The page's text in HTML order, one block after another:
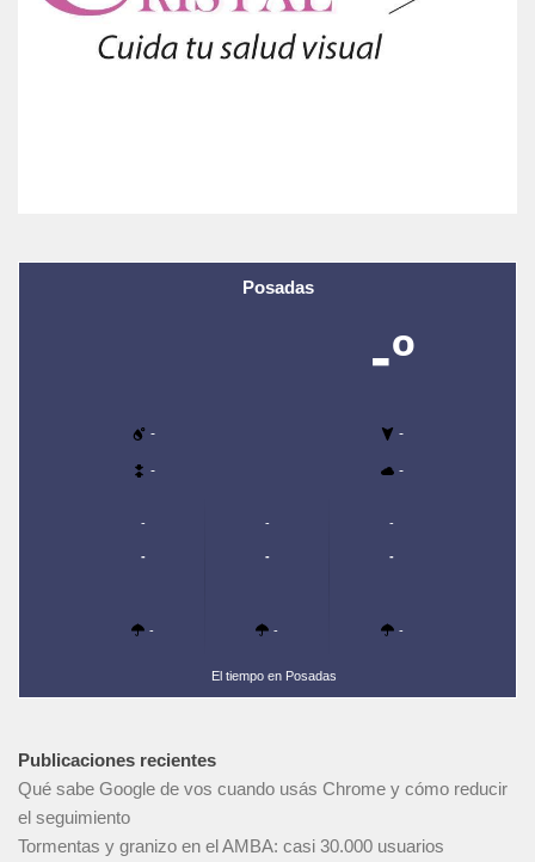
Posadas
-º
- -
- -
-
-
-
-
-
-
-
-
-
El tiempo en Posadas
Publicaciones recientes
Qué sabe Google de vos cuando usás Chrome y cómo reducir
el seguimiento
Tormentas y granizo en el AMBA: casi 30.000 usuarios